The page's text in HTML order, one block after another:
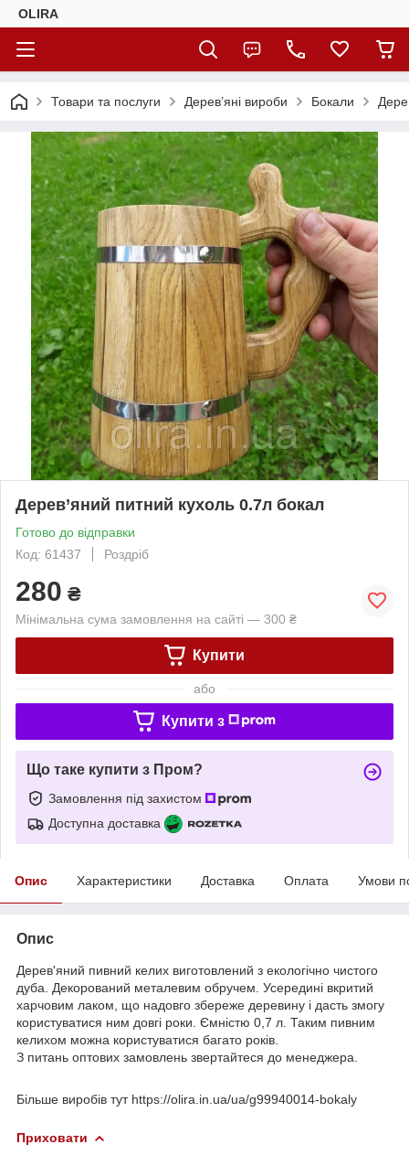
OLIRA
Товари та послуги Дерев’яні вироби Бокали
Дерев’яний питний кухоль 0.7л бокал
Готово до відправки
Код: 61437
Роздріб
280 ₴
Мінімальна сума замовлення на сайті — 300 ₴
Купити
або
Купити з
Що таке купити з Пром?
Замовлення під захистом
Доступна доставка
Опис Характеристики Доставка Оплата Умови
Опис
Дерев'яний пивний келих виготовлений з екологічно чистого
дуба. Декорований металевим обручем. Усередині вкритий
харчовим лаком, що надовго збереже деревину і дасть змогу
користуватися ним довгі роки. Ємністю 0,7 л. Таким пивним
келихом можна користуватися багато років.
З питань оптових замовлень звертайтеся до менеджера.
Більше виробів тут https://olira.in.ua/ua/g99940014-bokaly
Приховати